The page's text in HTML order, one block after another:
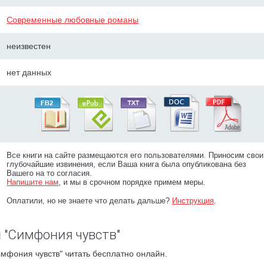
Современные любовные романы
неизвестен
нет данных
Все книги на сайте размещаются его пользователями. Приносим свои
глубочайшие извинения, если Ваша книга была опубликована без
Вашего на то согласия.
Напишите нам, и мы в срочном порядке примем меры.
Оплатили, но не знаете что делать дальше? Инструкция.
чувств"
чувств" читать бесплатно онлайн.